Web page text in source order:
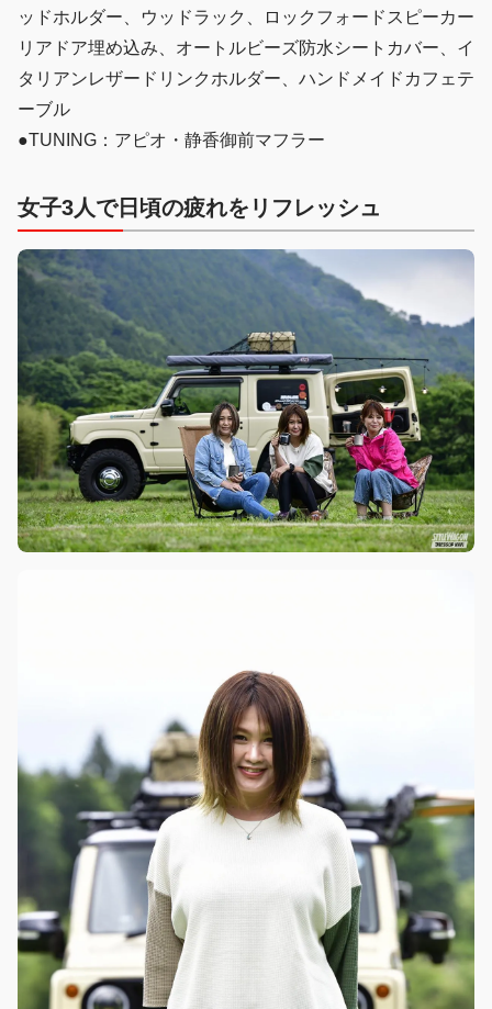
ッドホルダー、ウッドラック、ロックフォードスピーカー
リアドア埋め込み、オートルビーズ防水シートカバー、イ
タリアンレザードリンクホルダー、ハンドメイドカフェテ
ーブル
●TUNING：アピオ・静香御前マフラー
女子3人で日頃の疲れをリフレッシュ